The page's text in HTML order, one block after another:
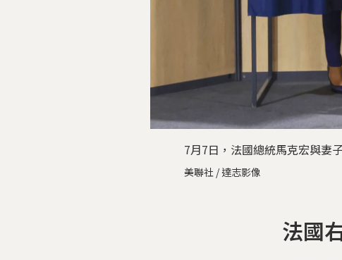
7月7日，法國總統馬克宏與妻
美聯社 / 達志影像
法國